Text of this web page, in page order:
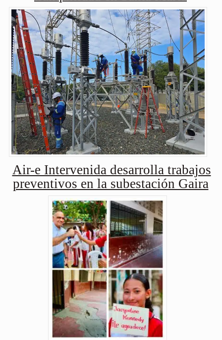
Air-e Intervenida desarrolla trabajos
preventivos en la subestación Gaira